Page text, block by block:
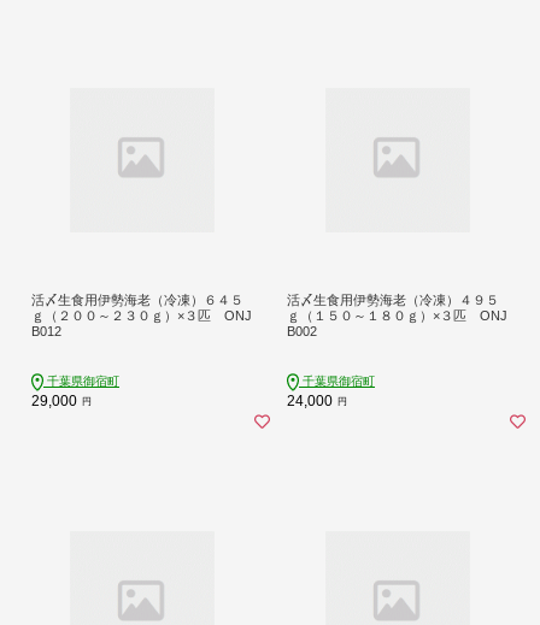
活〆生食用伊勢海老（冷凍）６４５
ｇ（２００～２３０ｇ）×３匹 ONJ
B012
千葉県御宿町
29,000 円
活〆生食用伊勢海老（冷凍）４９５
ｇ（１５０～１８０ｇ）×３匹 ONJ
B002
千葉県御宿町
24,000 円